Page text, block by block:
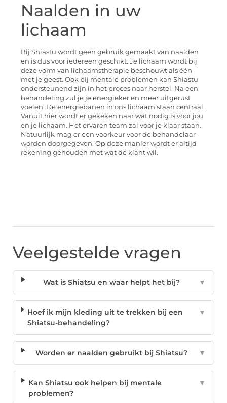
Naalden in uw
lichaam
Bij Shiastu wordt geen gebruik gemaakt van naalden
en is dus voor iedereen geschikt. Je lichaam wordt bij
deze vorm van lichaamstherapie beschouwt als één
met je geest. Ook bij mentale problemen kan Shiastu
ondersteunend zijn in het proces naar herstel. Na een
behandeling zul je je energieker en meer uitgerust
voelen. De energiebanen in ons lichaam staan centraal.
Vanuit hier wordt er gekeken naar wat nodig is voor jou
en je lichaam. Het ervaren team zal voor je klaar staan.
Natuurlijk mag er een voorkeur voor de behandelaar
worden doorgegeven. Op deze manier wordt er altijd
rekening gehouden met wat de klant wil.
Veelgestelde vragen
Wat is Shiatsu en waar helpt het bij? ▼
Hoef ik mijn kleding uit te trekken bij een
Shiatsu-behandeling?
▼
Worden er naalden gebruikt bij Shiatsu? ▼
Kan Shiatsu ook helpen bij mentale
problemen?
▼